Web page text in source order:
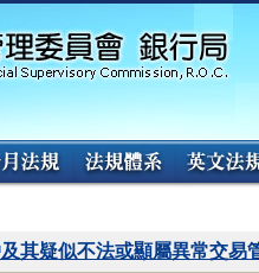
其疑似不法或顯屬異常交易